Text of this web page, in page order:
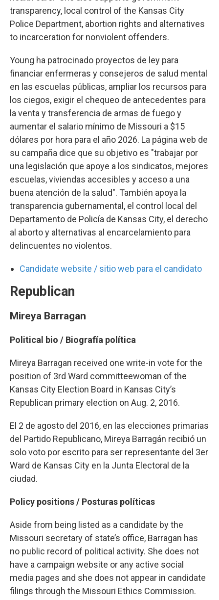
transparency, local control of the Kansas City
Police Department, abortion rights and alternatives
to incarceration for nonviolent offenders.
Young ha patrocinado proyectos de ley para
financiar enfermeras y consejeros de salud mental
en las escuelas públicas, ampliar los recursos para
los ciegos, exigir el chequeo de antecedentes para
la venta y transferencia de armas de fuego y
aumentar el salario mínimo de Missouri a $15
dólares por hora para el año 2026. La página web de
su campaña dice que su objetivo es "trabajar por
una legislación que apoye a los sindicatos, mejores
escuelas, viviendas accesibles y acceso a una
buena atención de la salud". También apoya la
transparencia gubernamental, el control local del
Departamento de Policía de Kansas City, el derecho
al aborto y alternativas al encarcelamiento para
delincuentes no violentos.
Candidate website / sitio web para el candidato
Republican
Mireya Barragan
Political bio / Biografía política
Mireya Barragan received one write-in vote for the
position of 3rd Ward committeewoman of the
Kansas City Election Board in Kansas City’s
Republican primary election on Aug. 2, 2016.
El 2 de agosto del 2016, en las elecciones primarias
del Partido Republicano, Mireya Barragán recibió un
solo voto por escrito para ser representante del 3er
Ward de Kansas City en la Junta Electoral de la
ciudad.
Policy positions / Posturas políticas
Aside from being listed as a candidate by the
Missouri secretary of state’s office, Barragan has
no public record of political activity. She does not
have a campaign website or any active social
media pages and she does not appear in candidate
filings through the Missouri Ethics Commission.